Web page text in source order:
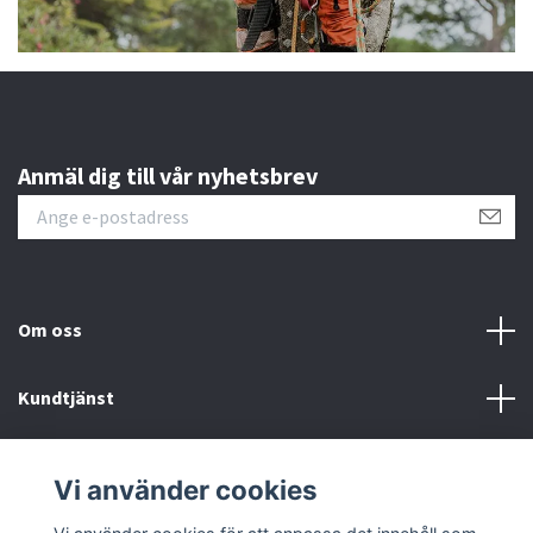
Anmäl dig till vår nyhetsbrev
Om oss
Kundtjänst
Vi använder cookies